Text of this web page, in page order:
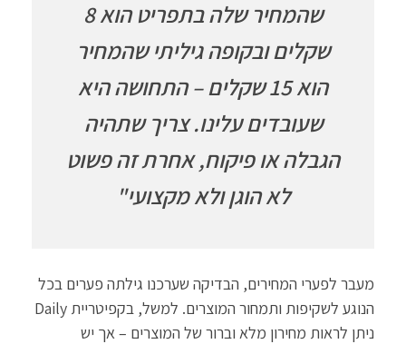
שהמחיר שלה בתפריט הוא 8
שקלים ובקופה גיליתי שהמחיר
הוא 15 שקלים – התחושה היא
שעובדים עלינו. צריך שתהיה
הגבלה או פיקוח, אחרת זה פשוט
לא הוגן ולא מקצועי"
מעבר לפערי המחירים, הבדיקה שערכנו גילתה פערים בכל
הנוגע לשקיפות ותמחור המוצרים. למשל, בקפיטריית Daily
ניתן לראות מחירון מלא וברור של המוצרים – אך יש